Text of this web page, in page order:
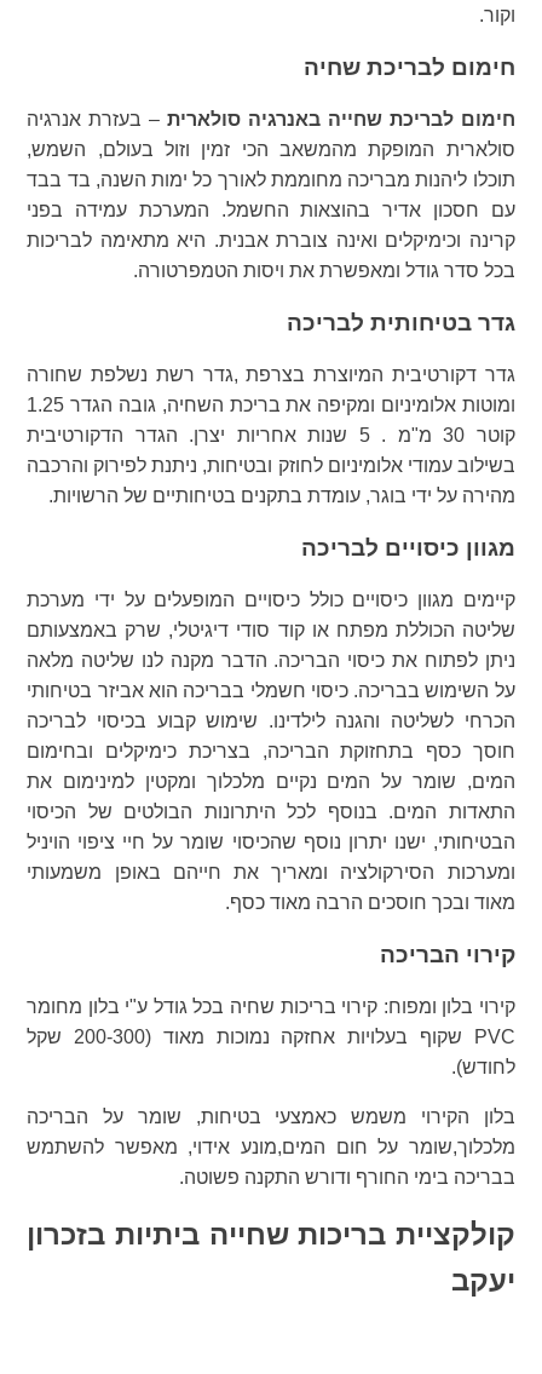
וקור.
חימום לבריכת שחיה
חימום לבריכת שחייה באנרגיה סולארית– בעזרת אנרגיה
סולארית המופקת מהמשאב הכי זמין וזול בעולם, השמש,
תוכלו ליהנות מבריכה מחוממת לאורך כל ימות השנה, בד בבד
עם חסכון אדיר בהוצאות החשמל. המערכת עמידה בפני
קרינה וכימיקלים ואינה צוברת אבנית. היא מתאימה לבריכות
בכל סדר גודל ומאפשרת את ויסות הטמפרטורה.
גדר בטיחותית לבריכה
גדר דקורטיבית המיוצרת בצרפת ,גדר רשת נשלפת שחורה
ומוטות אלומיניום ומקיפה את בריכת השחיה, גובה הגדר 1.25
קוטר 30 מ"מ . 5 שנות אחריות יצרן. הגדר הדקורטיבית
בשילוב עמודי אלומיניום לחוזק ובטיחות, ניתנת לפירוק והרכבה
מהירה על ידי בוגר, עומדת בתקנים בטיחותיים של הרשויות.
מגוון כיסויים לבריכה
קיימים מגוון כיסויים כולל כיסויים המופעלים על ידי מערכת
שליטה הכוללת מפתח או קוד סודי דיגיטלי, שרק באמצעותם
ניתן לפתוח את כיסוי הבריכה. הדבר מקנה לנו שליטה מלאה
על השימוש בבריכה. כיסוי חשמלי בבריכה הוא אביזר בטיחותי
הכרחי לשליטה והגנה לילדינו. שימוש קבוע בכיסוי לבריכה
חוסך כסף בתחזוקת הבריכה, בצריכת כימיקלים ובחימום
המים, שומר על המים נקיים מלכלוך ומקטין למינימום את
התאדות המים. בנוסף לכל היתרונות הבולטים של הכיסוי
הבטיחותי, ישנו יתרון נוסף שהכיסוי שומר על חיי ציפוי הויניל
ומערכות הסירקולציה ומאריך את חייהם באופן משמעותי
מאוד ובכך חוסכים הרבה מאוד כסף.
קירוי הבריכה
קירוי בלון ומפוח: קירוי בריכות שחיה בכל גודל ע"י בלון מחומר
PVC שקוף בעלויות אחזקה נמוכות מאוד (200-300 שקל
לחודש).
בלון הקירוי משמש כאמצעי בטיחות, שומר על הבריכה
מלכלוך,שומר על חום המים,מונע אידוי, מאפשר להשתמש
בבריכה בימי החורף ודורש התקנה פשוטה.
קולקציית בריכות שחייה ביתיות בזכרון
יעקב